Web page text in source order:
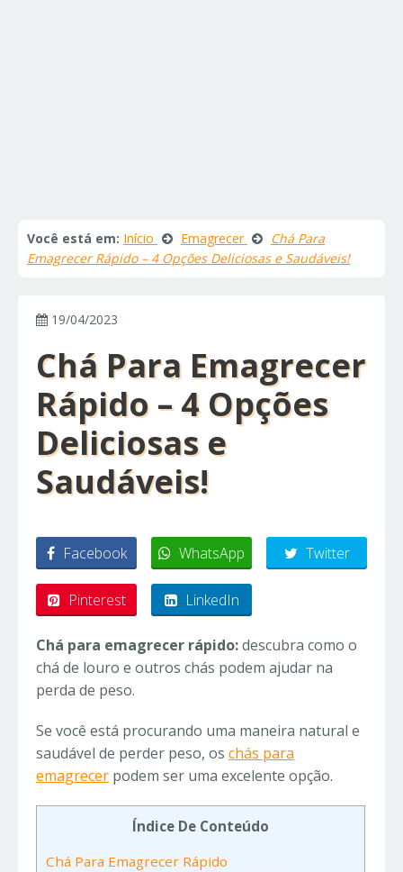
Você está em: Início Emagrecer
Chá Para
Emagrecer Rápido – 4 Opções Deliciosas e Saudáveis!
19/04/2023
Chá Para Emagrecer
Rápido – 4 Opções
Deliciosas e
Saudáveis!
Facebook WhatsApp Twitter
Pinterest LinkedIn
Chá para emagrecer rápido:descubra como o
chá de louro e outros chás podem ajudar na
perda de peso.
Se você está procurando uma maneira natural e
saudável de perder peso, os chás para
emagrecer podem ser uma excelente opção.
Índice De Conteúdo
Chá Para Emagrecer Rápido